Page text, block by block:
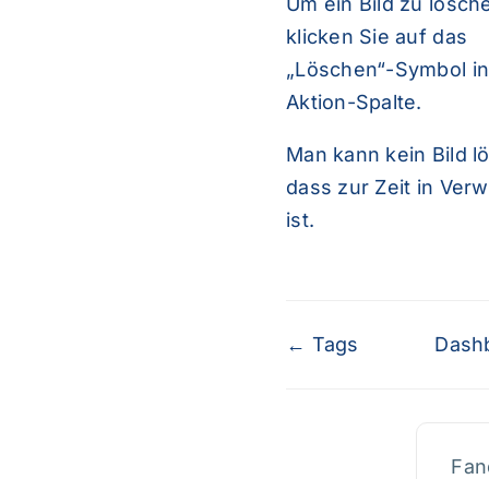
klicken Sie auf das
„Löschen“-Symbol
Aktion-Spalte.
Man kann kein Bild
dass zur Zeit in
ist.
Navigation
← Tags